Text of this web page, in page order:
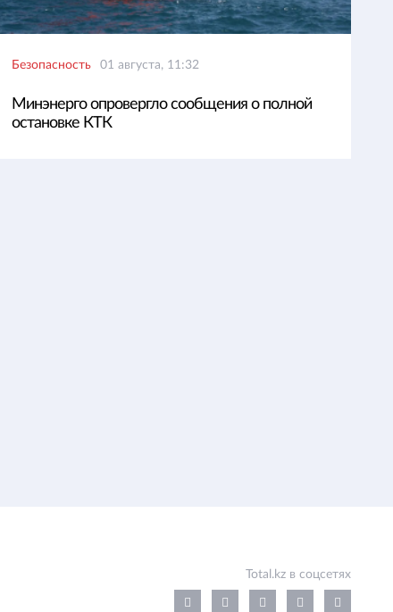
Безопасность 01 августа, 11:32
Минэнерго опровергло сообщения о полной
остановке КТК
Total.kz в соцсетях